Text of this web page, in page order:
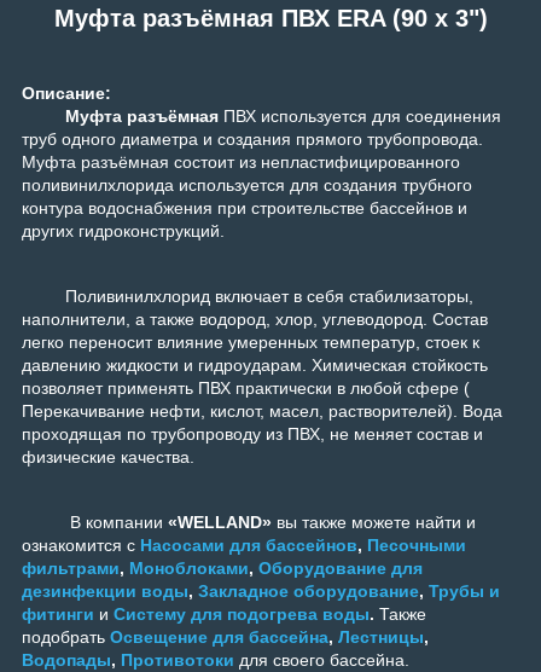
Муфта разъёмная ПВХ ERA (90 x 3")
Описание:
Муфта разъёмная ПВХ используется для соединения
труб одного диаметра и создания прямого трубопровода.
Муфта разъёмная состоит из непластифицированного
поливинилхлорида используется для создания трубного
контура водоснабжения при строительстве бассейнов и
других гидроконструкций.
Поливинилхлорид включает в себя стабилизаторы,
наполнители, а также водород, хлор, углеводород. Состав
легко переносит влияние умеренных температур, стоек к
давлению жидкости и гидроударам. Химическая стойкость
позволяет применять ПВХ практически в любой сфере (
Перекачивание нефти, кислот, масел, растворителей). Вода
проходящая по трубопроводу из ПВХ, не меняет состав и
физические качества.
В компании «WELLAND» вы также можете найти и
ознакомится с Насосами для бассейнов, Песочными
фильтрами, Моноблоками, Оборудование для
дезинфекции воды, Закладное оборудование, Трубы и
фитинги и Систему для подогрева воды. Также
подобрать Освещение для бассейна, Лестницы,
Водопады, Противотоки для своего бассейна.